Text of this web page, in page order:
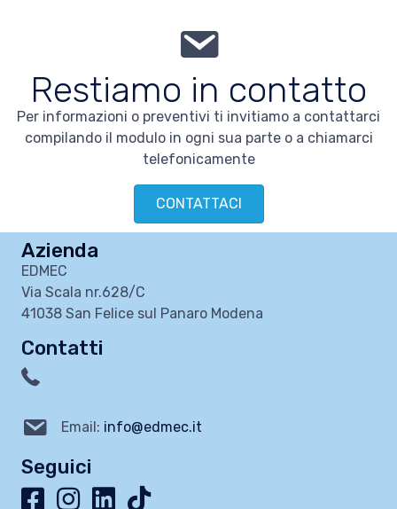
Restiamo in contatto
Per informazioni o preventivi ti invitiamo a contattarci
compilando il modulo in ogni sua parte o a chiamarci
telefonicamente
CONTATTACI
Azienda
EDMEC
Via Scala nr.628/C
41038 San Felice sul Panaro Modena
Contatti
Email: info@edmec.it
Seguici